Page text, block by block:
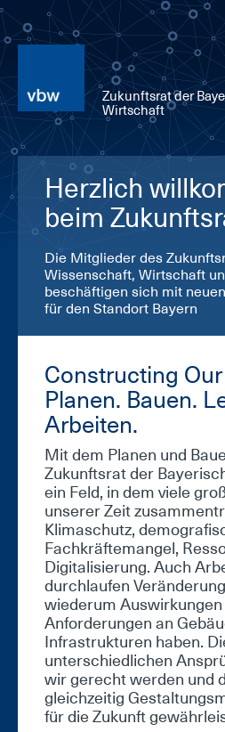
Zukunftsrat der
Wirtschaft
Herzlich
beim
Die Mitglieder des
Wissenschaft, Wirtschaft
beschäftigen sich mit
für den Standort Bayern
Constructing
Planen. Bauen.
Arbeiten.
Mit dem Planen und
Zukunftsrat der
ein Feld, in dem viele
unserer Zeit
Klimaschutz,
Fachkräftemangel,
Digitalisierung. Auch
durchlaufen
wiederum Auswirkungen
Anforderungen an
Infrastrukturen haben.
unterschiedlichen
wir gerecht werden und
gleichzeitig
für die Zukunft